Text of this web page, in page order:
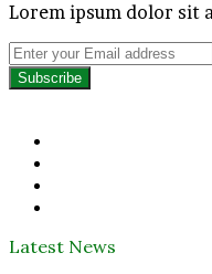
Lorem ipsum dolor sit
Enter
your
Email
Latest News